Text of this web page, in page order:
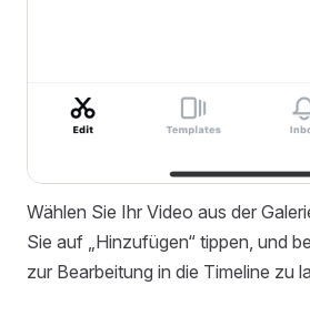
Wählen Sie Ihr Video aus der
Sie auf „Hinzufügen“ tippen, und
zur Bearbeitung in die Timeline zu